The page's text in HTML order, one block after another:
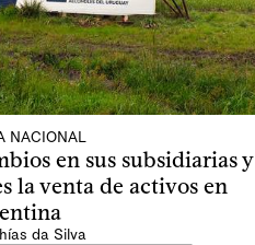
NACIONAL
en sus subsidiarias y
la venta de activos en
da Silva